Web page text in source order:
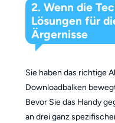
2. Wenn die
Lösungen für
Ärgernisse
Sie haben das richtige
Downloadbalken
Bevor Sie das Handy
an drei ganz